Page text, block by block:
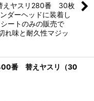
えヤスリ280番 30枚
ダーヘッドに装着し
ートのみの販売で
れ味と耐久性マジッ
番 替えヤスリ（30